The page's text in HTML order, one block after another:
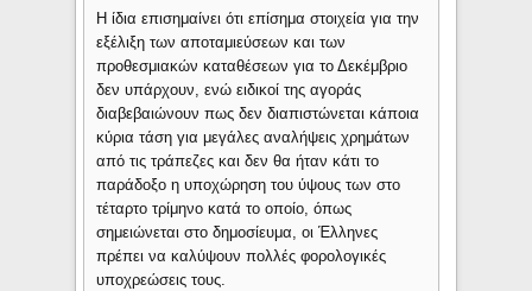
Η ίδια επισημαίνει ότι επίσημα στοιχεία για την
εξέλιξη των αποταμιεύσεων και των
προθεσμιακών καταθέσεων για το Δεκέμβριο
δεν υπάρχουν, ενώ ειδικοί της αγοράς
διαβεβαιώνουν πως δεν διαπιστώνεται κάποια
κύρια τάση για μεγάλες αναλήψεις χρημάτων
από τις τράπεζες και δεν θα ήταν κάτι το
παράδοξο η υποχώρηση του ύψους των στο
τέταρτο τρίμηνο κατά το οποίο, όπως
σημειώνεται στο δημοσίευμα, οι Έλληνες
πρέπει να καλύψουν πολλές φορολογικές
υποχρεώσεις τους.